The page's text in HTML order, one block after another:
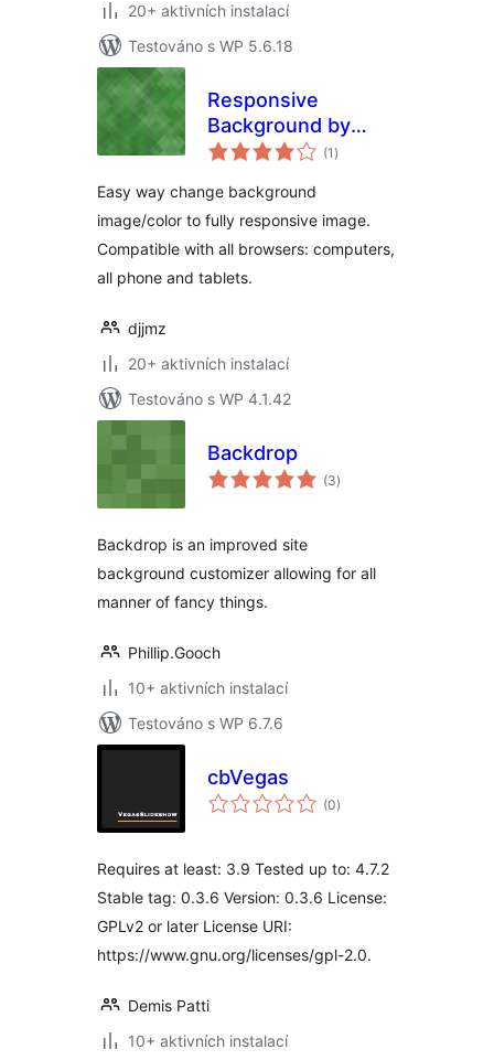
20+ aktivních instalací
Testováno s WP 5.6.18
Responsive
Background by
DJJMZ
(1 celkové
hodnocení
)
Easy way change background
image/color to fully responsive image.
Compatible with all browsers: computers,
all phone and tablets.
djjmz
20+ aktivních instalací
Testováno s WP 4.1.42
Backdrop
(3celkové
hodnocení
)
Backdrop is an improved site
background customizer allowing for all
manner of fancy things.
Phillip.Gooch
10+ aktivních instalací
Testováno s WP 6.7.6
cbVegas
(0celkové
hodnocení
)
Requires at least: 3.9 Tested up to: 4.7.2
Stable tag: 0.3.6 Version: 0.3.6 License:
GPLv2 or later License URI:
https://www.gnu.org/licenses/gpl-2.0.
Demis Patti
10+ aktivních instalací